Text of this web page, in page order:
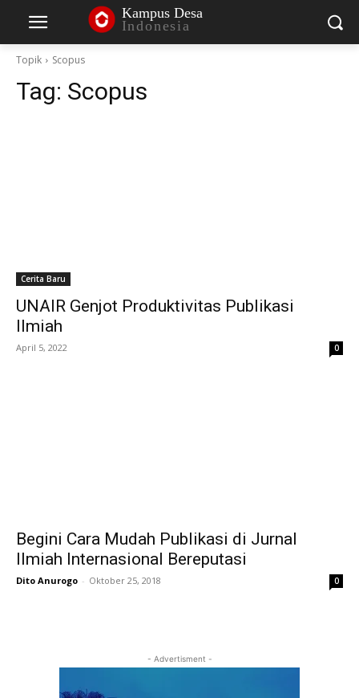
Kampus Desa
Indonesia
Topik Scopus
Tag: Scopus
Cerita Baru
UNAIR Genjot Produktivitas Publikasi
Ilmiah
April 5, 2022 0
Begini Cara Mudah Publikasi di Jurnal
Ilmiah Internasional Bereputasi
Dito Anurogo - Oktober 25, 2018 0
- Advertisment -